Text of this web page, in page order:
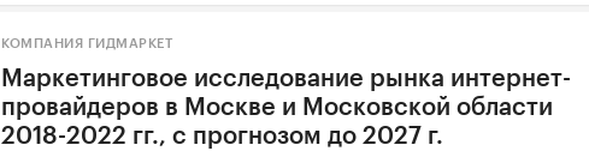
КОМПАНИЯ ГИДМАРКЕТ
Маркетинговое исследование рынка интернет-
провайдеров в Москве и Московской области
2018-2022 гг., с прогнозом до 2027 г.